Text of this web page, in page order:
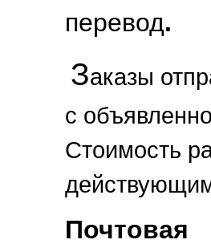
перевод.
Заказы
с
Стоимость
Почтовая